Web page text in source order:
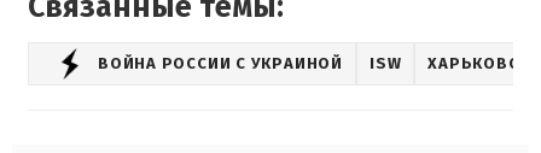
ВОЙНА РОССИИ С УКРАИНОЙ ISW